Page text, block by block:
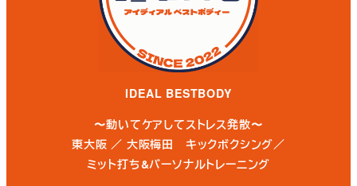
IDEAL BESTBODY
〜動いてケアしてストレス発散〜
東大阪 ／ 大阪梅田 キックボクシング／
ミット打ち&パーソナルトレーニング